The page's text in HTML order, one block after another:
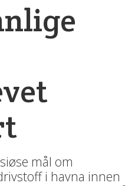
mål om
i havna innen